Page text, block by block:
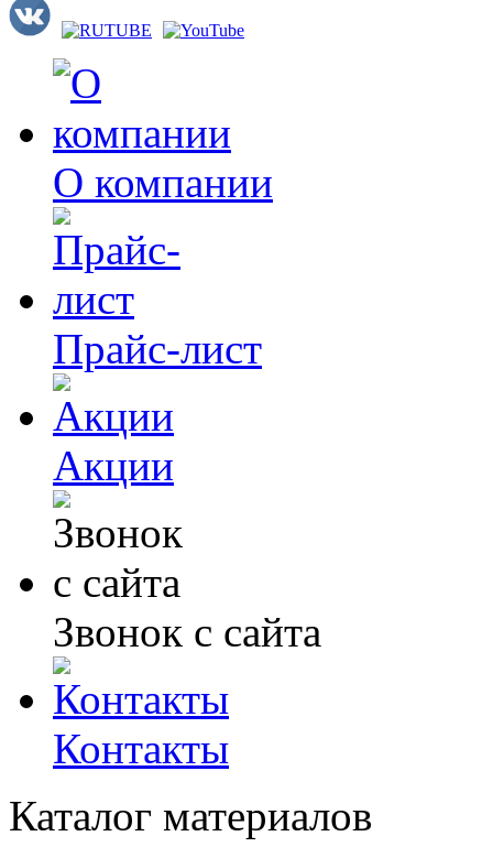
О компании
Прайс-лист
Акции
Звонок с сайта
Контакты
Каталог материалов